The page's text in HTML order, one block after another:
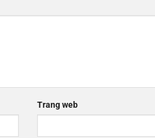
Trang web